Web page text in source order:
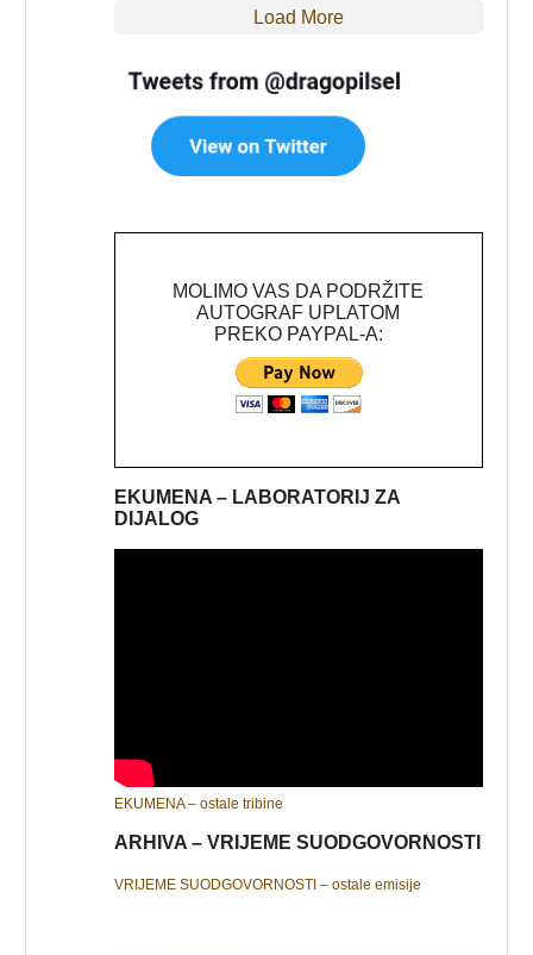
Load More
MOLIMO VAS DA PODRŽITE
AUTOGRAF UPLATOM
PREKO PAYPAL-A:
EKUMENA – LABORATORIJ ZA
DIJALOG
EKUMENA – ostale tribine
ARHIVA – VRIJEME SUODGOVORNOSTI
VRIJEME SUODGOVORNOSTI – ostale emisije